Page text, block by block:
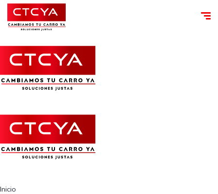
Inicio